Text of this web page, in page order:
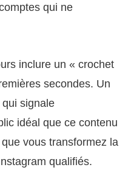
qui ne
inclure un « crochet
secondes. Un
signale
idéal que ce contenu
vous transformez la
qualifiés.